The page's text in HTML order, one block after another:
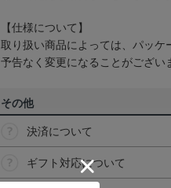
【仕様について】
取り扱い商品によっては、パッケ
予告なく変更になることがござい
その他
決済について
ギフト対応について